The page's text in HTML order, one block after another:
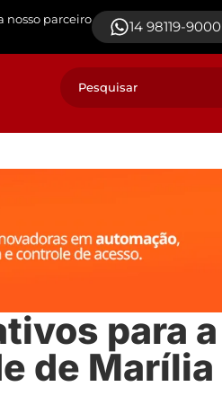
nosso parceiro 14 98119-9000
para a
de Marília